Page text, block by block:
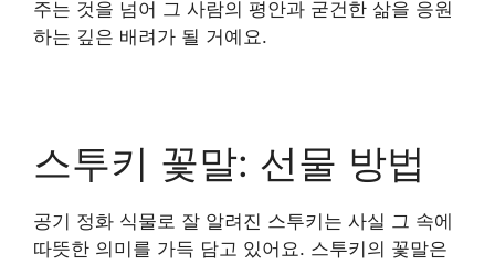
주는 것을 넘어 그 사람의 평안과 굳건한 삶을 응원
하는 깊은 배려가 될 거예요.
스투키 꽃말: 선물 방법
공기 정화 식물로 잘 알려진 스투키는 사실 그 속에
따뜻한 의미를 가득 담고 있어요. 스투키의 꽃말은